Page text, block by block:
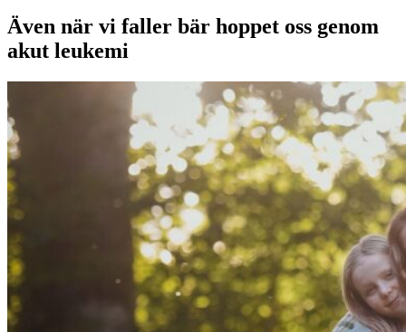
Även när vi faller bär hoppet oss genom
akut leukemi